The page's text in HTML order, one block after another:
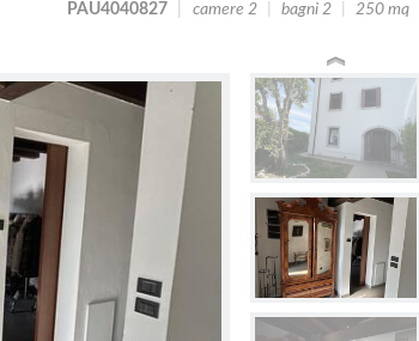
PAU4040827 camere 2 bagni 2 250 mq